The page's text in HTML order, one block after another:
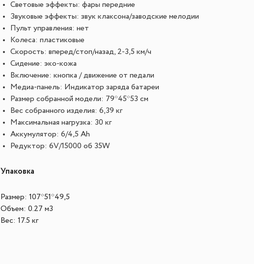
Световые эффекты: фары передние
Звуковые эффекты: звук клаксона/заводские мелодии
Пульт управления: нет
Колеса: пластиковые
Скорость: вперед/стоп/назад, 2-3,5 км/ч
Сидение: эко-кожа
Включение: кнопка / движение от педали
Медиа-панель: Индикатор заряда батареи
Размер собранной модели: 79*45*53 см
Вес собранного изделия: 6,39 кг
Максимальная нагрузка: 30 кг
Аккумулятор: 6/4,5 Ah
Редуктор: 6V/15000 об 35W
Упаковка
Размер: 107*51*49,5
Объем: 0.27 м3
Вес: 17.5 кг